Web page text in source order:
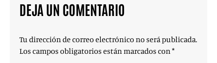
DEJA UN COMENTARIO
Tu dirección de correo electrónico no será publicada.
Los campos obligatorios están marcados con*